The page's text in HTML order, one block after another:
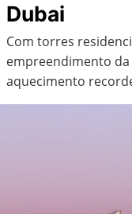
Dubai
Com torres
empreendimento
aquecimento